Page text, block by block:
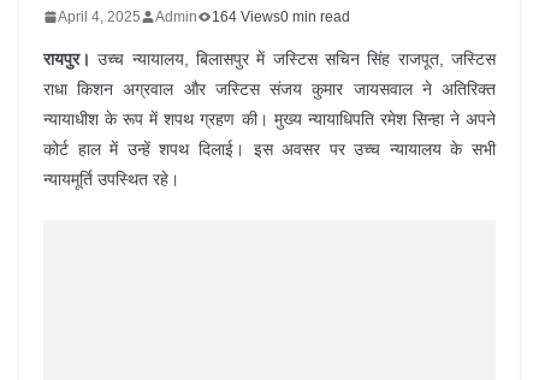
April 4, 2025 Admin 164 Views0 min read
रायपुर। उच्च न्यायालय, बिलासपुर में जस्टिस सचिन सिंह राजपूत, जस्टिस
राधा किशन अग्रवाल और जस्टिस संजय कुमार जायसवाल ने अतिरिक्त
न्यायाधीश के रूप में शपथ ग्रहण की। मुख्य न्यायाधिपति रमेश सिन्हा ने अपने
कोर्ट हाल में उन्हें शपथ दिलाई। इस अवसर पर उच्च न्यायालय के सभी
न्यायमूर्ति उपस्थित रहे।